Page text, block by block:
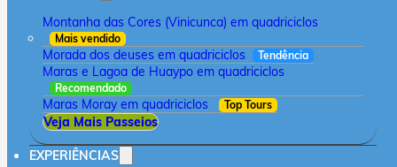
Montanha das Cores (Vinicunca) em quadriciclos
Mais vendido
Morada dos deuses em quadriciclos Tendência
Maras e Lagoa de Huaypo em quadriciclos
Recomendado
Maras Moray em quadriciclos Top Tours
Veja Mais Passeios
EXPERIÊNCIAS